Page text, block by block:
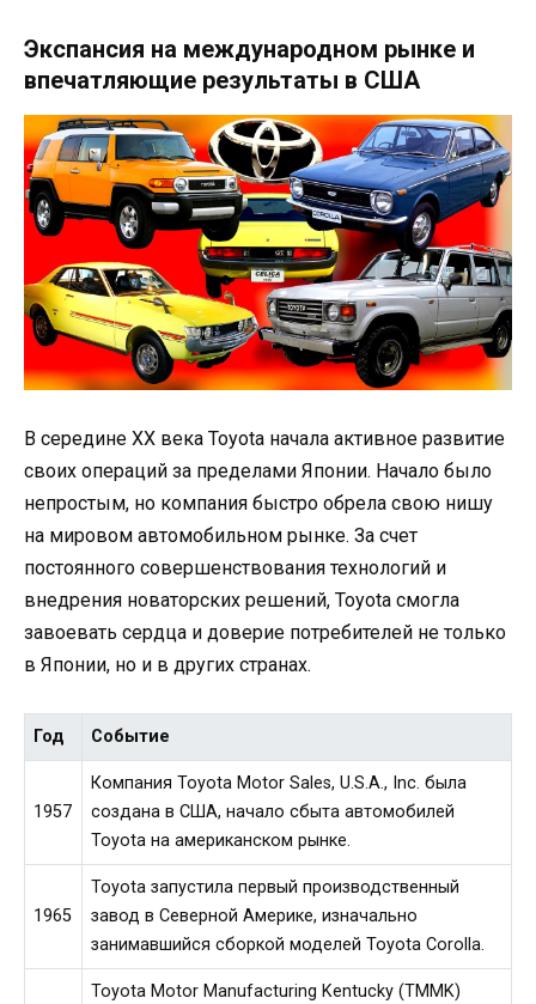
Экспансия на международном рынке и
впечатляющие результаты в США
В середине XX века Toyota начала активное развитие
своих операций за пределами Японии. Начало было
непростым, но компания быстро обрела свою нишу
на мировом автомобильном рынке. За счет
постоянного совершенствования технологий и
внедрения новаторских решений, Toyota смогла
завоевать сердца и доверие потребителей не только
в Японии, но и в других странах.
Год Событие
1957
Компания Toyota Motor Sales, U.S.A., Inc. была
создана в США, начало сбыта автомобилей
Toyota на американском рынке.
1965
Toyota запустила первый производственный
завод в Северной Америке, изначально
занимавшийся сборкой моделей Toyota Corolla.
Toyota Motor Manufacturing Kentucky (TMMK)